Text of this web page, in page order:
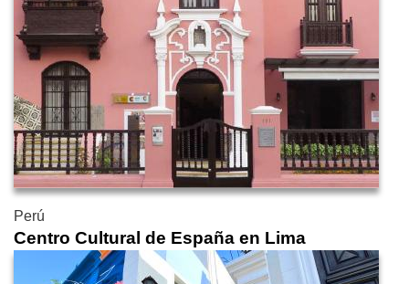
Perú
Centro Cultural de España en Lima